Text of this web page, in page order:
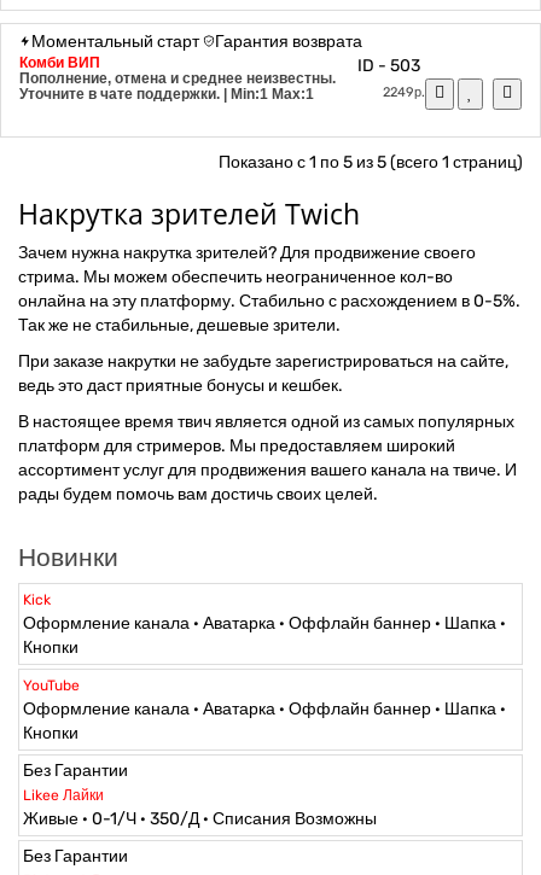
Моментальный старт Гарантия возврата
Комби ВИП
Пополнение, отмена и среднее неизвестны.
Уточните в чате поддержки. | Min:1 Max:1
ID - 503
2249р.
Накрутка зрителей Twich
Зачем нужна накрутка зрителей? Для продвижение своего
стрима. Мы можем обеспечить неограниченное кол-во
онлайна на эту платформу. Стабильно с расхождением в 0-5%.
Так же не стабильные, дешевые зрители.
ведь это даст приятные бонусы и кешбек.
платформ для стримеров. Мы предоставляем широкий
ассортимент услуг для продвижения вашего канала на твиче. И
рады будем помочь вам достичь своих целей.
Kick
Оформление канала · Аватарка · Оффлайн баннер · Шапка ·
Кнопки
YouTube
Оформление канала · Аватарка · Оффлайн баннер · Шапка ·
Кнопки
Без Гарантии
Likee Лайки
Живые · 0-1/Ч · 350/Д · Списания Возможны
Без Гарантии
Pinterest Сохранения